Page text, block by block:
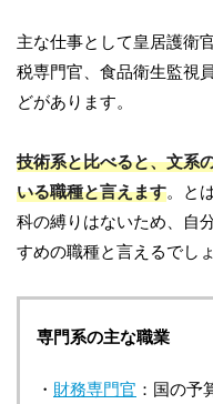
主な仕事として皇居護衛
税専門官、食品衛生監視
どがあります。
技術系と比べると、文系
いる職種と言えます。と
科の縛りはないため、自
すめの職種と言えるでしょ
専門系の主な職業
・ 財務専門官 ：国の予